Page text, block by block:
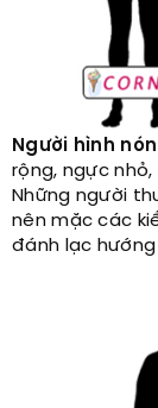
Người hình
rộng, ngực
Những người
nên mặc các
đánh lạc